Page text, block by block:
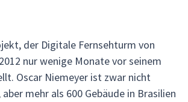
der Digitale Fernsehturm von
nur wenige Monate vor seinem
Oscar Niemeyer ist zwar nicht
mehr als 600 Gebäude in Brasilien